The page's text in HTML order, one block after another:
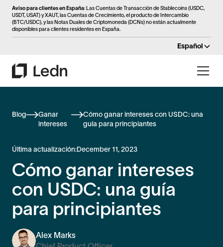
Aviso para clientes en España: Las Cuentas de Transacción de Stablecoins (USDC,
USDT, USAT) y XAUT, las Cuentas de Crecimiento, el producto de Intercambio
(BTC/USDC), y las Notas Duales de Criptomoneda (DCNs) no están actualmente
disponibles para clientes residentes en España.
Español
Blog
Ganar
intereses
Cómo ganar intereses con USDC: una
guía para principiantes
Última actualización:December 11, 2023
Cómo ganar intereses
con USDC: una guía
para principiantes
Alex Marks